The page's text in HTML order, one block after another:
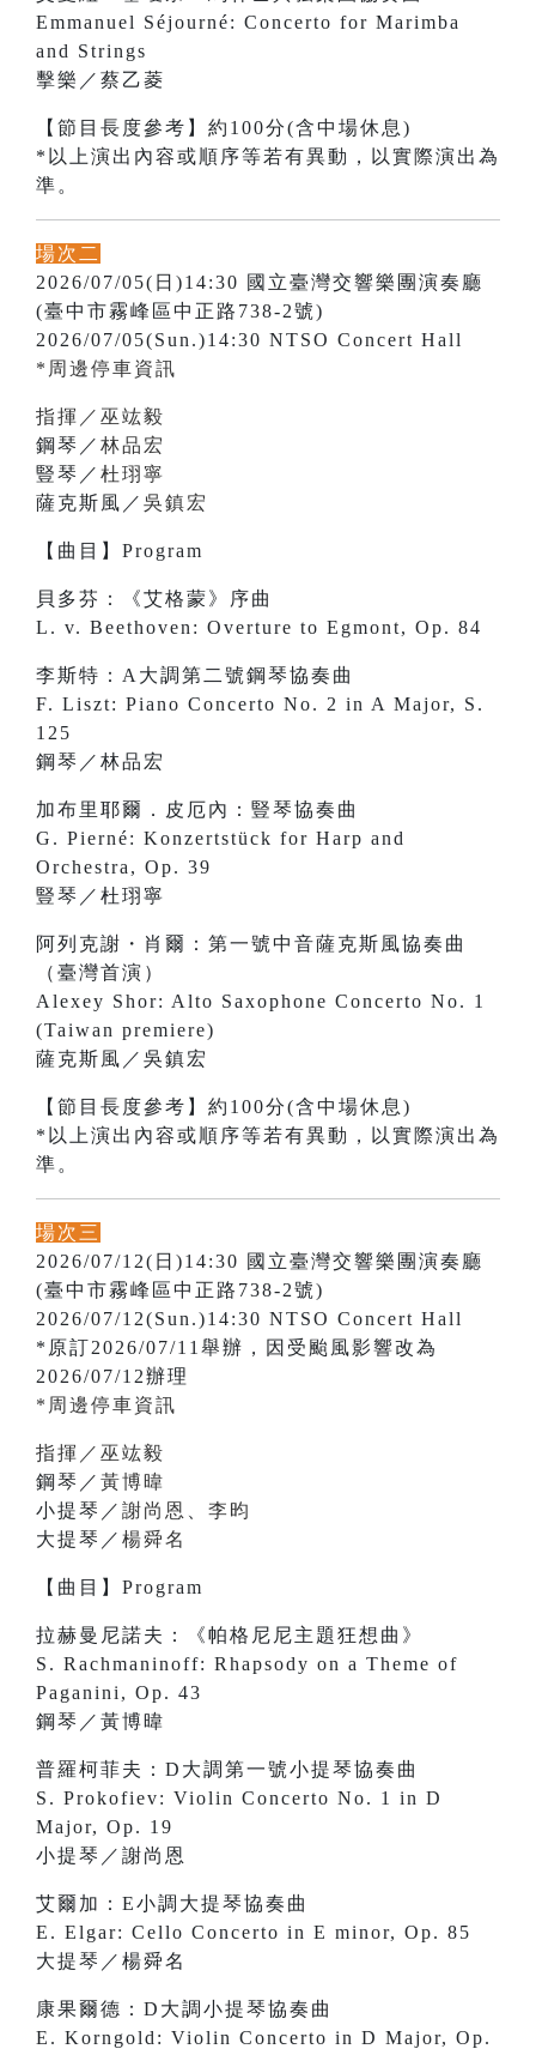
Emmanuel Séjourné: Concerto for Marimba
and Strings
擊樂／蔡乙菱
【節目長度參考】約100分(含中場休息)
*以上演出內容或順序等若有異動，以實際演出為
準。
場次二
2026/07/05(日)14:30 國立臺灣交響樂團演奏廳
(臺中市霧峰區中正路738-2號)
2026/07/05(Sun.)14:30 NTSO Concert Hall
*周邊停車資訊
指揮／巫竑毅
鋼琴／ 林品宏
豎琴／ 杜珝寧
薩克斯風／ 吳鎮宏
【曲目】Program
貝多芬：《艾格蒙》序曲
L. v. Beethoven: Overture to Egmont, Op. 84
李斯特：A大調第二號鋼琴協奏曲
F. Liszt: Piano Concerto No. 2 in A Major, S.
125
鋼琴／林品宏
加布里耶爾．皮厄內：豎琴協奏曲
G. Pierné: Konzertstück for Harp and
Orchestra, Op. 39
豎琴／杜珝寧
阿列克謝・肖爾：第一號中音薩克斯風協奏曲
（臺灣首演）
Alexey Shor: Alto Saxophone Concerto No. 1
(Taiwan premiere)
薩克斯風／吳鎮宏
【節目長度參考】約100分(含中場休息)
*以上演出內容或順序等若有異動，以實際演出為
準。
場次三
2026/07/12(日)14:30 國立臺灣交響樂團演奏廳
(臺中市霧峰區中正路738-2號)
2026/07/12(Sun.)14:30 NTSO Concert Hall
*原訂2026/07/11舉辦，因受颱風影響改為
2026/07/12辦理
*周邊停車資訊
指揮／巫竑毅
鋼琴／ 黃博暐
小提琴／ 謝尚恩
李昀
大提琴／ 楊舜名
【曲目】Program
拉赫曼尼諾夫：《帕格尼尼主題狂想曲》
S. Rachmaninoff: Rhapsody on a Theme of
Paganini, Op. 43
鋼琴／黃博暐
普羅柯菲夫：D大調第一號小提琴協奏曲
S. Prokofiev: Violin Concerto No. 1 in D
Major, Op. 19
小提琴／謝尚恩
艾爾加：E小調大提琴協奏曲
E. Elgar: Cello Concerto in E minor, Op. 85
大提琴／楊舜名
康果爾德：D大調小提琴協奏曲
E. Korngold: Violin Concerto in D Major, Op.